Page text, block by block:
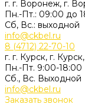
г. г. Воронеж, г.
Пн.-Пт.: 09:00 до
Сб, Вс.: выходной
info@ckbel.ru
8 (4712) 22-70-10
г. г. Курск, г.
Пн.-Пт. 9:00-18:00
Сб., Вс. Выходной
info@ckbel.ru
Заказать звонок